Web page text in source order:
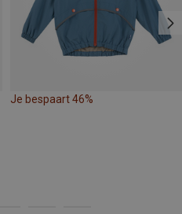
Je bespaart 46%